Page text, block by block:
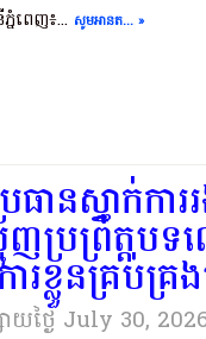
ភ្នំពេញ៖... សូមអានត... »
ានស្នាក់ការ
ញប្រព្រឹត្តប
រខ្លួនគ្រប់គ្រ
ាយថ្ងៃ​ July 30,